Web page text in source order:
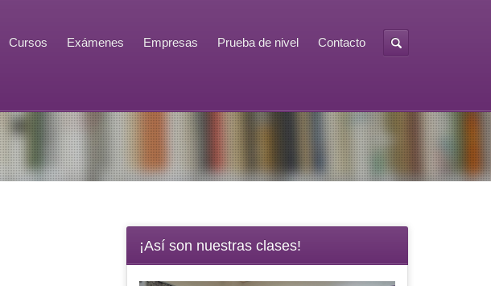
Cursos Exámenes Empresas Prueba de nivel Contacto
¡Así son nuestras clases!